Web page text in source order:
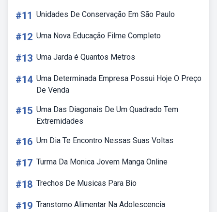
#11 Unidades De Conservação Em São Paulo
#12 Uma Nova Educação Filme Completo
#13 Uma Jarda é Quantos Metros
#14 Uma Determinada Empresa Possui Hoje O Preço
De Venda
#15 Uma Das Diagonais De Um Quadrado Tem
Extremidades
#16 Um Dia Te Encontro Nessas Suas Voltas
#17 Turma Da Monica Jovem Manga Online
#18 Trechos De Musicas Para Bio
#19 Transtorno Alimentar Na Adolescencia